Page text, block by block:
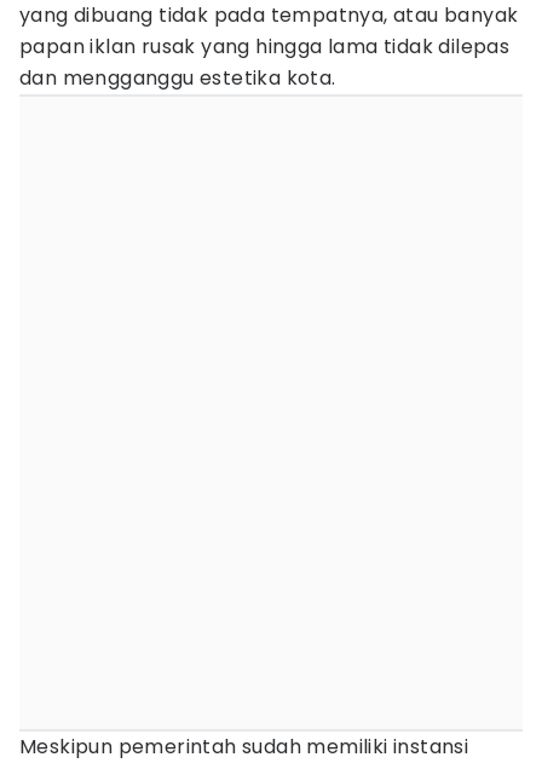
yang dibuang tidak pada tempatnya, atau banyak
papan iklan rusak yang hingga lama tidak dilepas
dan mengganggu estetika kota.
Meskipun pemerintah sudah memiliki instansi